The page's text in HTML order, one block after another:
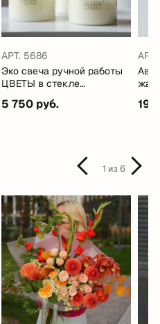
АРТ. 5686
Эко свеча ручной работы
ЦВЕТЫ в стекле
(стильные ароматы)
5 750 руб. 19
1 из6